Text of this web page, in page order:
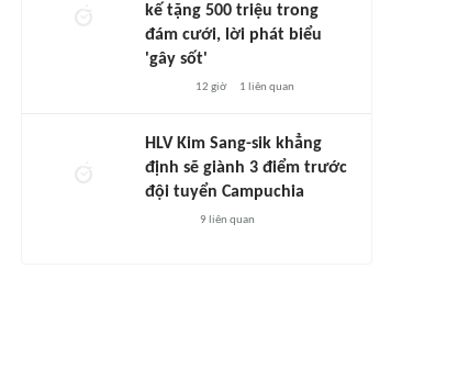
kế tặng 500 triệu trong
đám cưới, lời phát biểu
'gây sốt'
12 giờ 1 liên quan
HLV Kim Sang-sik khẳng
định sẽ giành 3 điểm trước
đội tuyển Campuchia
9 liên quan